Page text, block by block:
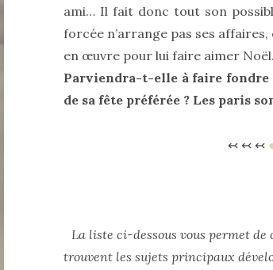
ami… Il fait donc tout son
forcée n’arrange pas ses
en œuvre pour lui faire aimer Noël.
Parviendra-t-elle à faire
de sa fête préférée ? Les paris
↢ ↢ ↢
La liste ci-dessous vous permet
trouvent les sujets principaux